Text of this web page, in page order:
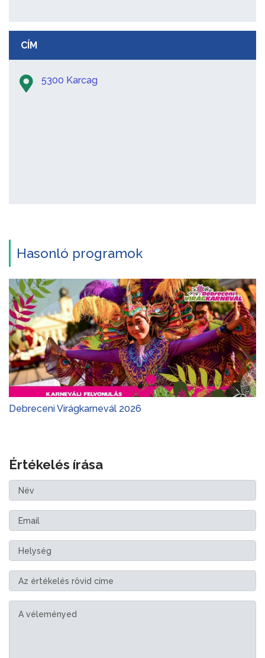
CÍM
5300 Karcag
Hasonló programok
Debreceni Virágkarnevál 2026
Értékelés írása